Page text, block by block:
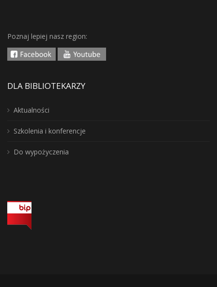
Poznaj lepiej nasz region:
DLA BIBLIOTEKARZY
Aktualności
Szkolenia i konferencje
Do wypożyczenia